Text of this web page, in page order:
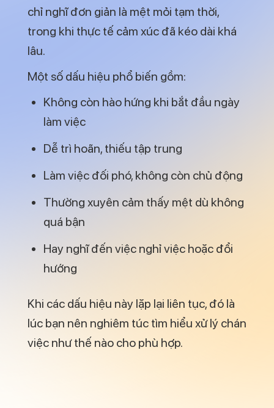
chỉ nghĩ đơn giản là mệt mỏi tạm thời,
trong khi thực tế cảm xúc đã kéo dài khá
lâu.
Một số dấu hiệu phổ biến gồm:
Không còn hào hứng khi bắt đầu ngày
làm việc
Dễ trì hoãn, thiếu tập trung
Làm việc đối phó, không còn chủ động
Thường xuyên cảm thấy mệt dù không
quá bận
Hay nghĩ đến việc nghỉ việc hoặc đổi
hướng
Khi các dấu hiệu này lặp lại liên tục, đó là
lúc bạn nên nghiêm túc tìm hiểu xử lý chán
việc như thế nào cho phù hợp.